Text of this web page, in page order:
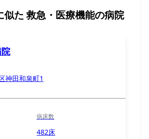
似た 救急・医療機能の病院
神田和泉町1
病床数
482床